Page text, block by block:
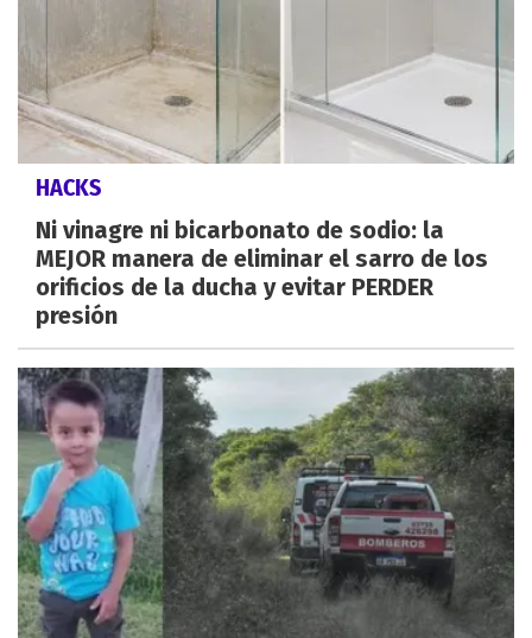
HACKS
Ni vinagre ni bicarbonato de sodio: la
MEJOR manera de eliminar el sarro de los
orificios de la ducha y evitar PERDER
presión